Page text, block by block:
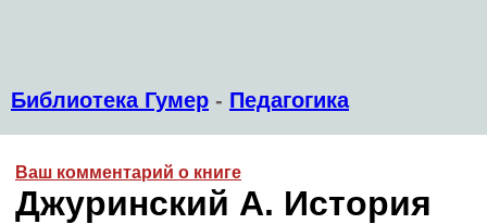
Библиотека Гумер - Педагогика
Ваш комментарий о книге
Джуринский А. История